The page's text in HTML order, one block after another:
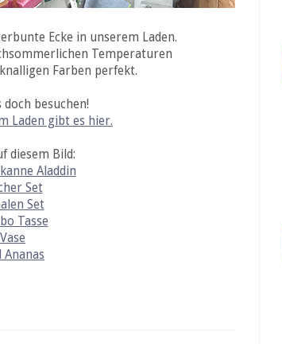
Ecke in unserem Laden.
Temperaturen
Farben perfekt.
besuchen!
Laden gibt es hier.
diesem Bild:
Aladdin
Set
Set
Tasse
Vase
Ananas